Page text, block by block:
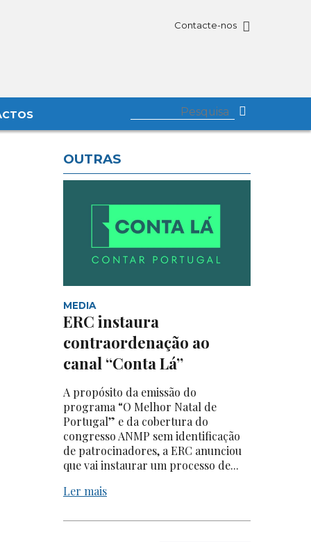
Contacte-nos
OUTRAS
MEDIA
ERC instaura
contraordenação ao
canal “Conta Lá”
A propósito da emissão do
programa “O Melhor Natal de
Portugal” e da cobertura do
congresso ANMP sem identificação
de patrocinadores, a ERC anunciou
que vai instaurar um processo de...
Ler mais